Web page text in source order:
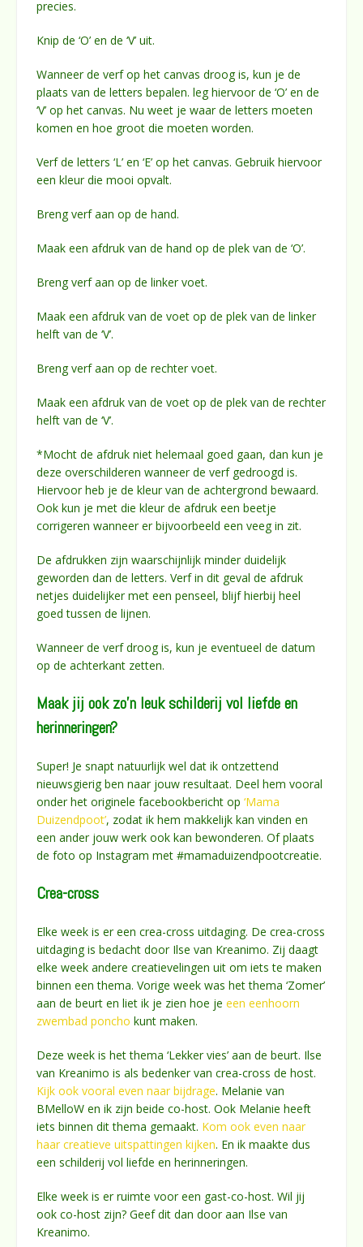
precies.
Knip de ‘O’ en de ‘V’ uit.
Wanneer de verf op het canvas droog is, kun je de
plaats van de letters bepalen. leg hiervoor de ‘O’ en de
‘V’ op het canvas. Nu weet je waar de letters moeten
komen en hoe groot die moeten worden.
Verf de letters ‘L’ en ‘E’ op het canvas. Gebruik hiervoor
een kleur die mooi opvalt.
Breng verf aan op de hand.
Maak een afdruk van de hand op de plek van de ‘O’.
Breng verf aan op de linker voet.
Maak een afdruk van de voet op de plek van de linker
helft van de ‘V’.
Breng verf aan op de rechter voet.
Maak een afdruk van de voet op de plek van de rechter
helft van de ‘V’.
*Mocht de afdruk niet helemaal goed gaan, dan kun je
deze overschilderen wanneer de verf gedroogd is.
Hiervoor heb je de kleur van de achtergrond bewaard.
Ook kun je met die kleur de afdruk een beetje
corrigeren wanneer er bijvoorbeeld een veeg in zit.
De afdrukken zijn waarschijnlijk minder duidelijk
geworden dan de letters. Verf in dit geval de afdruk
netjes duidelijker met een penseel, blijf hierbij heel
goed tussen de lijnen.
Wanneer de verf droog is, kun je eventueel de datum
op de achterkant zetten.
Maak jij ook zo’n leuk schilderij vol liefde en
herinneringen?
Super! Je snapt natuurlijk wel dat ik ontzettend
nieuwsgierig ben naar jouw resultaat. Deel hem vooral
onder het originele facebookbericht op ‘Mama
Duizendpoot’, zodat ik hem makkelijk kan vinden en
een ander jouw werk ook kan bewonderen. Of plaats
de foto op Instagram met #mamaduizendpootcreatie.
Crea-cross
Elke week is er een crea-cross uitdaging. De crea-cross
uitdaging is bedacht door Ilse van Kreanimo. Zij daagt
elke week andere creatievelingen uit om iets te maken
binnen een thema. Vorige week was het thema ‘Zomer’
aan de beurt en liet ik je zien hoe je een eenhoorn
zwembad poncho kunt maken.
Deze week is het thema ‘Lekker vies’ aan de beurt. Ilse
van Kreanimo is als bedenker van crea-cross de host.
Kijk ook vooral even naar bijdrage. Melanie van
BMelloW en ik zijn beide co-host. Ook Melanie heeft
iets binnen dit thema gemaakt. Kom ook even naar
haar creatieve uitspattingen kijken. En ik maakte dus
een schilderij vol liefde en herinneringen.
Elke week is er ruimte voor een gast-co-host. Wil jij
ook co-host zijn? Geef dit dan door aan Ilse van
Kreanimo.